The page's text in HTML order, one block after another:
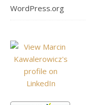
WordPress.org